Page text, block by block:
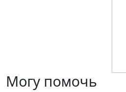
Могу помочь